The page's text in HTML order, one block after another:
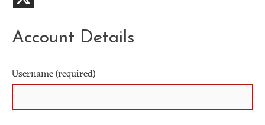
Account Details
Username (required)